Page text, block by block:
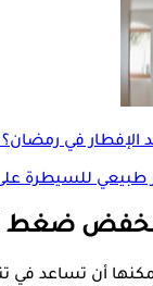
الإفطار في
طبيعي للسيطرة
لخفض ضغط
أن تساعد